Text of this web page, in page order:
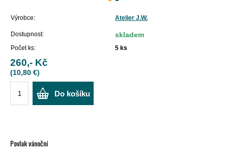
Výrobce: Atelier J.W.
Dostupnost: skladem
Počet ks: 5 ks
260,- Kč
(10,80 €)
Do košíku
Povlak vánoční